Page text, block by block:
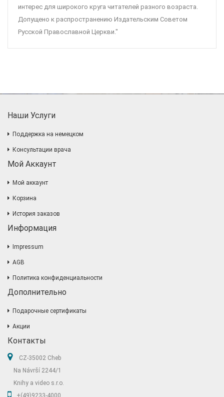
интерес для широкого круга читателей разного возраста.
Допущено к распространению Издательским Советом
Русской Православной Церкви."
Наши Услуги
Поддержка на немецком
Консультации врача
Мой Аккаунт
Мой аккаунт
Корзина
История заказов
Информация
Impressum
AGB
Политика конфиденциальности
Дополнительно
Подарочные сертификаты
Акции
Контакты
CZ-35002 Cheb
Na Návrší 2244/1
Knihy a video s.r.o.
+(49)9233-4000